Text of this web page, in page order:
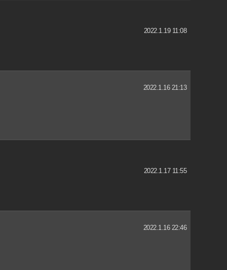
2022.1.19 11:08
2022.1.16 21:13
2022.1.17 11:55
2022.1.16 22:46